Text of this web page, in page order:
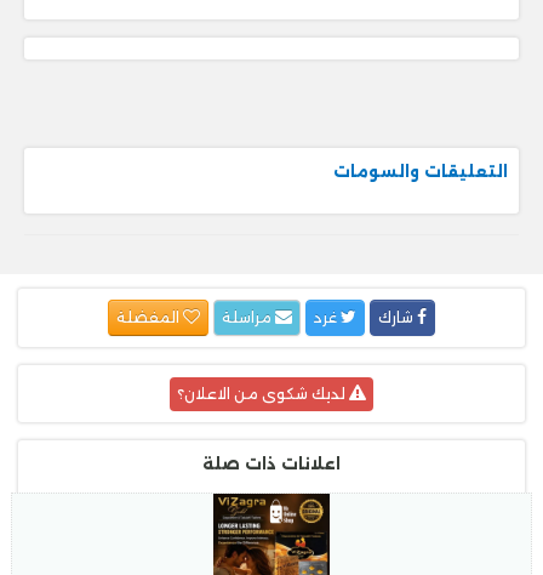
التعليقات والسومات
شارك غرد المفضلة
لديك شكوى من الاعلان؟
اعلانات ذات صلة